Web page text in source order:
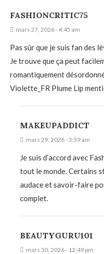
FASHIONCRITIC75
mars 27, 2026 - 4:45 am
Pas sûr que je suis fan des
Je trouve que ça peut
romantiquement
Violette_FR Plume Lip
MAKEUPADDICT
mars 29, 2026 - 3:59 am
Je suis d’accord avec
tout le monde. Certains
audace et savoir-faire
complet.
BEAUTYGURU101
mars 30, 2026 - 12:49 pm